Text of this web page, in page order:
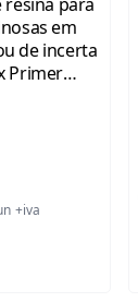
em
de incerta
Primer
+iva